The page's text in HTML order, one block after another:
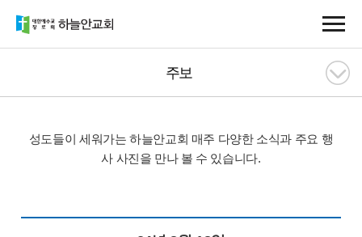
주보
성도들이 세워가는 하늘안교회 매주 다양한 소식과 주요 행
사 사진을 만나 볼 수 있습니다.